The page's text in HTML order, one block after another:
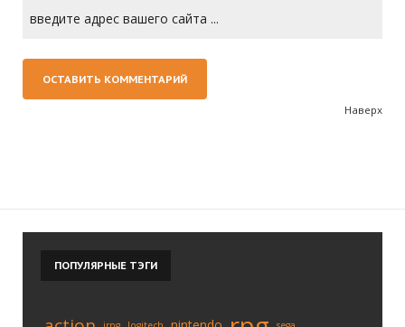
Наверх
ПОПУЛЯРНЫЕ ТЭГИ